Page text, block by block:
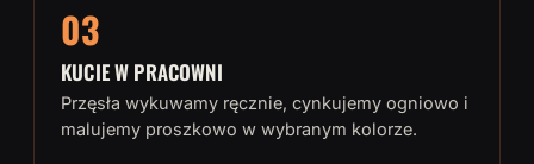
03
KUCIE W PRACOWNI
Przęsła wykuwamy ręcznie, cynkujemy ogniowo i
malujemy proszkowo w wybranym kolorze.